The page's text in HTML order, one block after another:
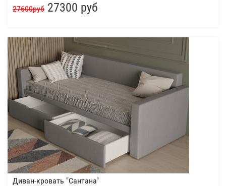
27600руб 27300 руб
Диван-кровать "Сантана"